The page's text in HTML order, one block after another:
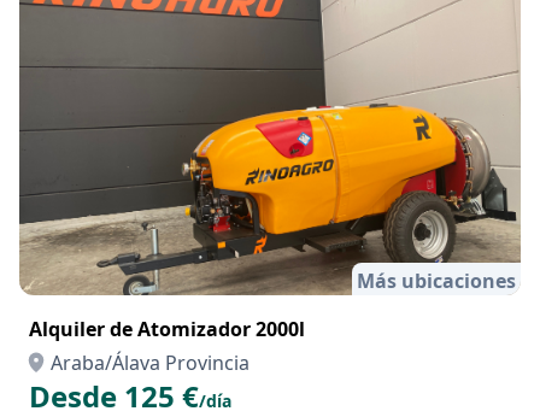
Más ubicaciones
Alquiler de Atomizador 2000l
Araba/Álava Provincia
Desde 125 €/día